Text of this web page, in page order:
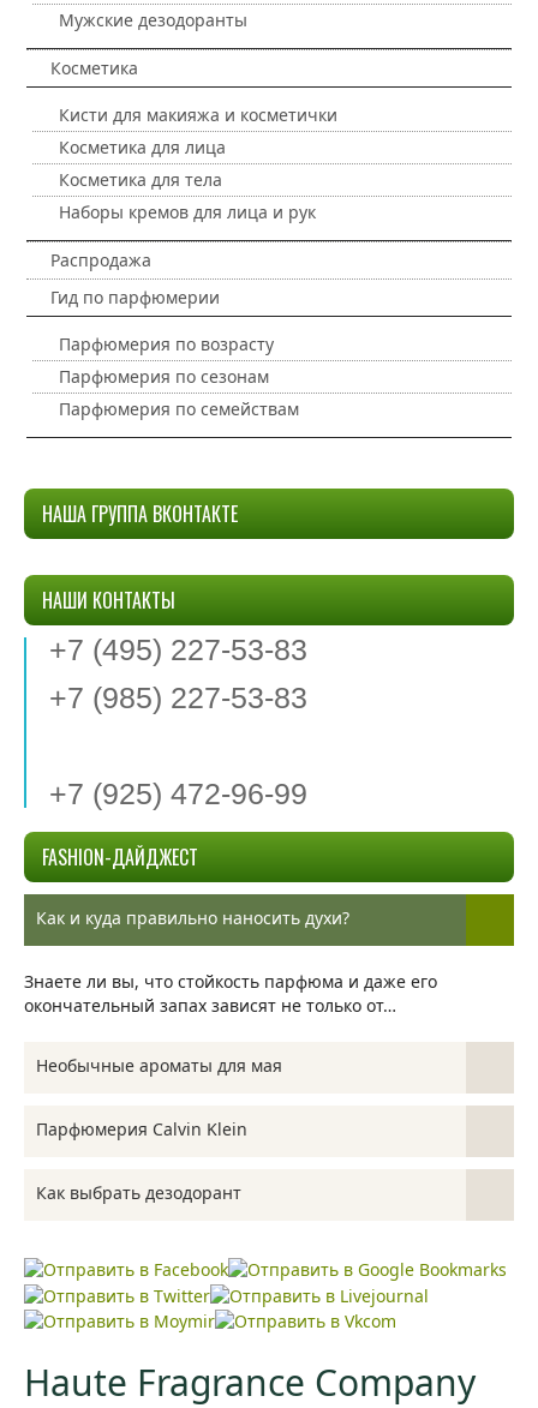
Мужские дезодоранты
Косметика
Кисти для макияжа и косметички
Косметика для лица
Косметика для тела
Наборы кремов для лица и рук
Распродажа
Гид по парфюмерии
Парфюмерия по возрасту
Парфюмерия по сезонам
Парфюмерия по семействам
НАША ГРУППА ВКОНТАКТЕ
НАШИ КОНТАКТЫ
+7 (495) 227-53-83
+7 (985) 227-53-83
+7 (925) 472-96-99
FASHION-ДАЙДЖЕСТ
Как и куда правильно наносить духи?
Знаете ли вы, что стойкость парфюма и даже его
окончательный запах зависят не только от…
Необычные ароматы для мая
В мае природа расцветает и все вокруг начинает играть
Парфюмерия Calvin Klein
Сенсация, скандал, модный переворот – все это
синонимы громкого имени Calvin Klein. Основанная в
Как выбрать дезодорант
Мы живем в мире запахов. К сожалению, не все из них
одинаково приятны. С другой…
Haute Fragrance Company